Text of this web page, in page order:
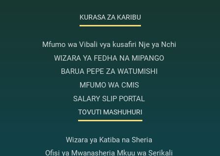
KURASA ZA KARIBU
Mfumo wa Vibali vya kusafiri Nje ya Nchi
WIZARA YA FEDHA NA MIPANGO
BARUA PEPE ZA WATUMISHI
MFUMO WA CMIS
SALARY SLIP PORTAL
TOVUTI MASHUHURI
Wizara ya Katiba na Sheria
Ofisi ya Mwanasheria Mkuu wa Serikali